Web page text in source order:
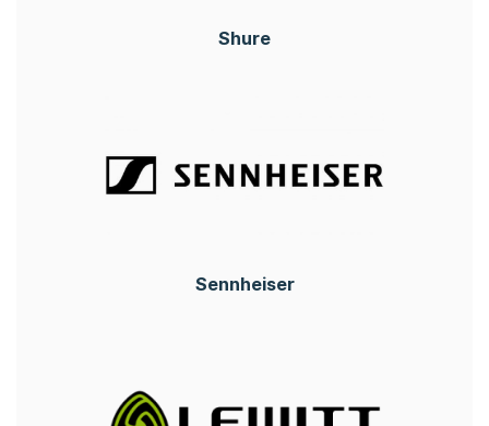
Shure
Sennheiser